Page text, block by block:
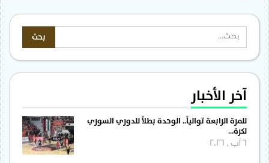
آخر الأخبار
للمرة الرابعة توالياً.. الوحدة بطلاً للدوري السوري
لكرة…